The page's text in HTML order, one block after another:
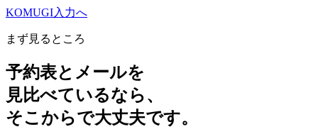
KOMUGI入力へ
まず見るところ
予約表とメールを
見比べているなら、
そこからで大丈夫です。